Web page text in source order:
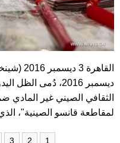
ديسمبر 2016، دُمى
الثقافي الصيني غير المادي
لمقاطعة قانسو الصينية"،
1
2
3